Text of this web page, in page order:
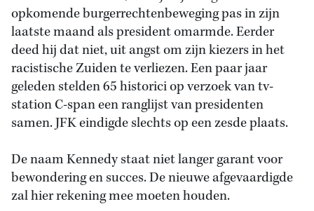
opkomende burgerrechtenbeweging pas in zijn
laatste maand als president omarmde. Eerder
deed hij dat niet, uit angst om zijn kiezers in het
racistische Zuiden te verliezen. Een paar jaar
geleden stelden 65 historici op verzoek van tv-
station C-span een ranglijst van presidenten
samen. JFK eindigde slechts op een zesde plaats.
De naam Kennedy staat niet langer garant voor
bewondering en succes. De nieuwe afgevaardigde
zal hier rekening mee moeten houden.